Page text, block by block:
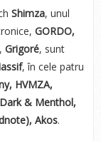
Shimza, unul
GORDO,
Grigoré, sunt
, în cele patru
HVMZA,
& Menthol,
Akos.